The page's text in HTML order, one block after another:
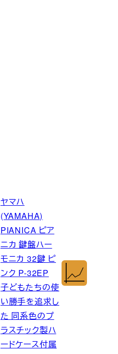
ヤマハ
(YAMAHA)
PIANICA ピア
ニカ 鍵盤ハー
モニカ 32鍵 ピ
ンク P-32EP
子どもたちの使
い勝手を追求し
た 同系色のプ
ラスチック製ハ
ードケース付属